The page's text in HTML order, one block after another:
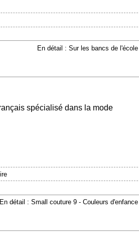
En détail : Sur les bancs de l'école
spécialisé dans la mode
En détail : Small couture 9 - Couleurs d'enfance